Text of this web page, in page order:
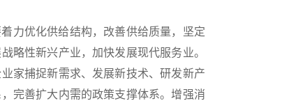
力优化供给结构，改善供给质量，坚定
略性新兴产业，加快发展现代服务业。
家捕捉新需求、发展新技术、研发新产
完善扩大内需的政策支撑体系。增强消